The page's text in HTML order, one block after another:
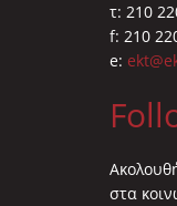
τ: 210
f: 210
e:
στα